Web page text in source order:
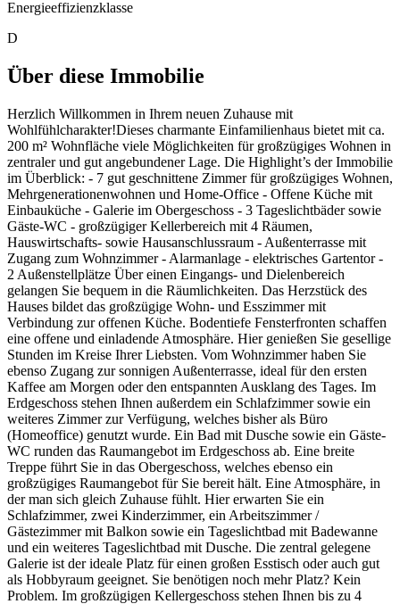
Energieeffizienzklasse
D
Über diese Immobilie
Herzlich Willkommen in Ihrem neuen Zuhause mit
Wohlfühlcharakter! ​Dieses charmante Einfamilienhaus bietet mit ca.
200 m² Wohnfläche viele Möglichkeiten für großzügiges Wohnen in
zentraler und gut angebundener Lage. Die Highlight’s der Immobilie
im Überblick: - 7 gut geschnittene Zimmer für großzügiges Wohnen,
Mehrgenerationenwohnen und Home-Office - Offene Küche mit
Einbauküche - Galerie im Obergeschoss - 3 Tageslichtbäder sowie
Gäste-WC - großzügiger Kellerbereich mit 4 Räumen,
Hauswirtschafts- sowie Hausanschlussraum - Außenterrasse mit
Zugang zum Wohnzimmer - Alarmanlage - elektrisches Gartentor -
2 Außenstellplätze Über einen Eingangs- und Dielenbereich
gelangen Sie bequem in die Räumlichkeiten. Das Herzstück des
Hauses bildet das großzügige Wohn- und Esszimmer mit
Verbindung zur offenen Küche. Bodentiefe Fensterfronten schaffen
eine offene und einladende Atmosphäre. Hier genießen Sie gesellige
Stunden im Kreise Ihrer Liebsten. Vom Wohnzimmer haben Sie
ebenso Zugang zur sonnigen Außenterrasse, ideal für den ersten
Kaffee am Morgen oder den entspannten Ausklang des Tages. Im
Erdgeschoss stehen Ihnen außerdem ein Schlafzimmer sowie ein
weiteres Zimmer zur Verfügung, welches bisher als Büro
(Homeoffice) genutzt wurde. Ein Bad mit Dusche sowie ein Gäste-
WC runden das Raumangebot im Erdgeschoss ab. Eine breite
Treppe führt Sie in das Obergeschoss, welches ebenso ein
großzügiges Raumangebot für Sie bereit hält. Eine Atmosphäre, in
der man sich gleich Zuhause fühlt. Hier erwarten Sie ein
Schlafzimmer, zwei Kinderzimmer, ein Arbeitszimmer /
Gästezimmer mit Balkon sowie ein Tageslichtbad mit Badewanne
und ein weiteres Tageslichtbad mit Dusche. Die zentral gelegene
Galerie ist der ideale Platz für einen großen Esstisch oder auch gut
als Hobbyraum geeignet. Sie benötigen noch mehr Platz? Kein
Problem. Im großzügigen Kellergeschoss stehen Ihnen bis zu 4